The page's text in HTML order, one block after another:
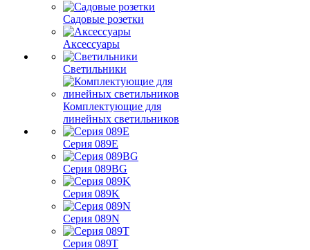
Садовые розетки
Аксессуары
Светильники
Комплектующие для
линейных светильников
Серия 089E
Серия 089BG
Серия 089K
Серия 089N
Серия 089T